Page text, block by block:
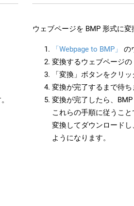
ウェブページを BMP 形式に変
「Webpage to BMP」
の
変換するウェブページの
「変換」ボタンをクリ
変換が完了するまで待ち
変換が完了したら、
これらの手順に従うこ
変換してダウンロード
ようになります。